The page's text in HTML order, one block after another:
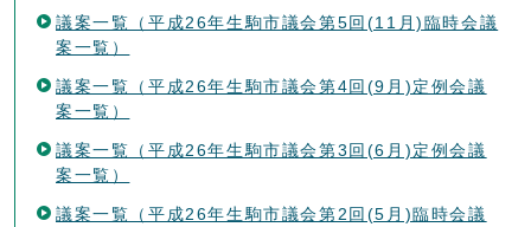
議案一覧（平成26年生駒市議会第5回(11月)臨時会議
案一覧）
議案一覧（平成26年生駒市議会第4回(9月)定例会議
案一覧）
議案一覧（平成26年生駒市議会第3回(6月)定例会議
案一覧）
議案一覧（平成26年生駒市議会第2回(5月)臨時会議